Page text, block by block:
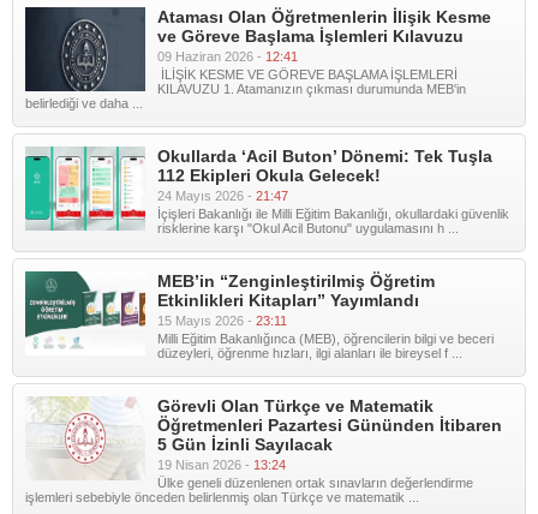
Ataması Olan Öğretmenlerin İlişik Kesme
ve Göreve Başlama İşlemleri Kılavuzu
09 Haziran 2026 - 12:41
İLİŞİK KESME VE GÖREVE BAŞLAMA İŞLEMLERİ
KILAVUZU 1. Atamanızın çıkması durumunda MEB'in
belirlediği ve daha ...
Okullarda ‘Acil Buton’ Dönemi: Tek Tuşla
112 Ekipleri Okula Gelecek!
24 Mayıs 2026 - 21:47
İçişleri Bakanlığı ile Milli Eğitim Bakanlığı, okullardaki güvenlik
risklerine karşı "Okul Acil Butonu" uygulamasını h ...
MEB’in “Zenginleştirilmiş Öğretim
Etkinlikleri Kitapları” Yayımlandı
15 Mayıs 2026 - 23:11
Milli Eğitim Bakanlığınca (MEB), öğrencilerin bilgi ve beceri
düzeyleri, öğrenme hızları, ilgi alanları ile bireysel f ...
Görevli Olan Türkçe ve Matematik
Öğretmenleri Pazartesi Gününden İtibaren
5 Gün İzinli Sayılacak
19 Nisan 2026 - 13:24
Ülke geneli düzenlenen ortak sınavların değerlendirme
işlemleri sebebiyle önceden belirlenmiş olan Türkçe ve matematik ...